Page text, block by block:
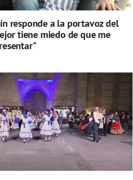
responde a la portavoz del
tiene miedo de que me